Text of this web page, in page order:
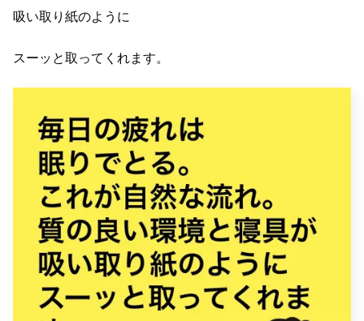
吸い取り紙のように
スーッと取ってくれます。